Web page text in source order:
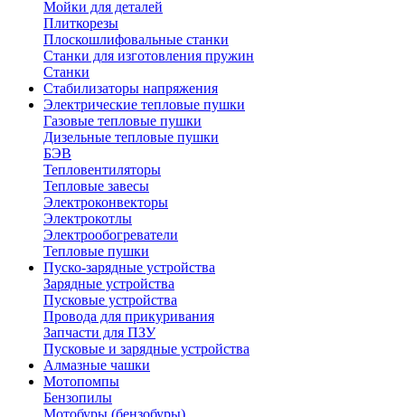
Мойки для деталей
Плиткорезы
Плоскошлифовальные станки
Станки для изготовления пружин
Станки
Стабилизаторы напряжения
Электрические тепловые пушки
Газовые тепловые пушки
Дизельные тепловые пушки
БЭВ
Тепловентиляторы
Тепловые завесы
Электроконвекторы
Электрокотлы
Электрообогреватели
Тепловые пушки
Пуско-зарядные устройства
Зарядные устройства
Пусковые устройства
Провода для прикуривания
Запчасти для ПЗУ
Пусковые и зарядные устройства
Алмазные чашки
Мотопомпы
Бензопилы
Мотобуры (бензобуры)